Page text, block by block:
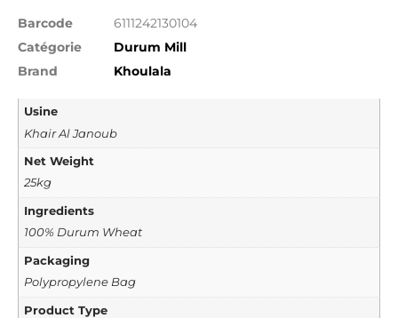
Barcode
6111242130104
Catégorie
Durum Mill
Brand
Khoulala
Usine
Khair Al Janoub
Net Weight
25kg
Ingredients
100% Durum Wheat
Packaging
Polypropylene Bag
Product Type